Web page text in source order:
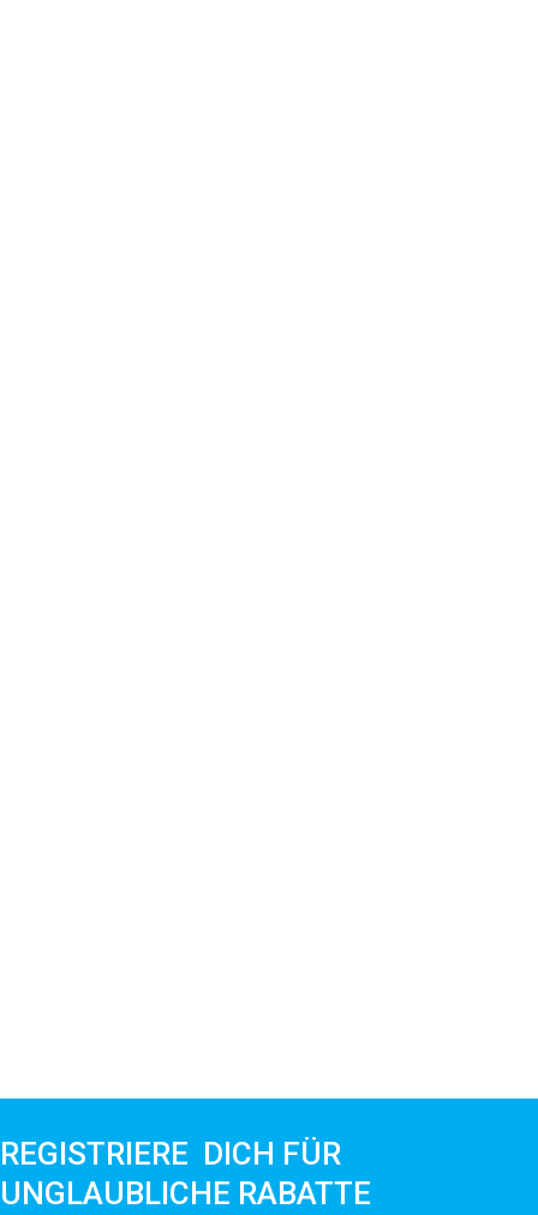
REGISTRIERE DICH FÜR
UNGLAUBLICHE RABATTE